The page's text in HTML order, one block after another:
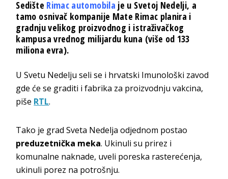
Sedište Rimac automobila je u Svetoj Nedelji, a
tamo osnivač kompanije Mate Rimac planira i
gradnju velikog proizvodnog i istraživačkog
kampusa vrednog milijardu kuna (više od 133
miliona evra).
U Svetu Nedelju seli se i hrvatski Imunološki zavod
gde će se graditi i fabrika za proizvodnju vakcina,
piše RTL.
Tako je grad Sveta Nedelja odjednom postao
preduzetnička meka. Ukinuli su prirez i
komunalne naknade, uveli poreska rasterećenja,
ukinuli porez na potrošnju.